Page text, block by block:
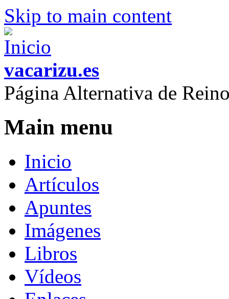
Skip to main content
vacarizu.es
Página Alternativa de
Main menu
Inicio
Artículos
Apuntes
Imágenes
Libros
Vídeos